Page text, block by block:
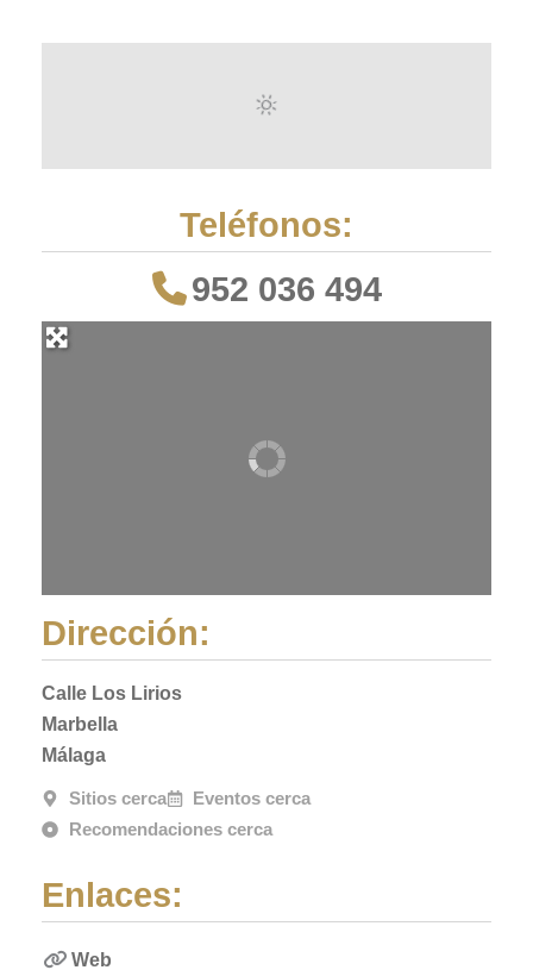
Teléfonos:
952 036 494
Dirección:
Calle Los Lirios
Marbella
Málaga
Sitios cerca
Eventos cerca
Recomendaciones cerca
Enlaces:
Web